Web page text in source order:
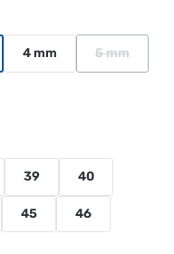
4 mm 5 mm
39 40
45 46